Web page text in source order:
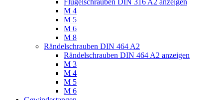
M 4
M 5
M 6
M 8
Rändelschrauben DIN 464 A2
Rändelschrauben DIN 464 A2 anzeigen
M 3
M 4
M 5
M 6